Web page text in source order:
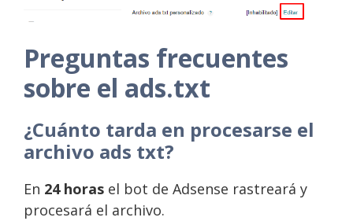
Preguntas frecuentes
sobre el ads.txt
¿Cuánto tarda en procesarse el
archivo ads txt?
En 24 horas el bot de Adsense rastreará y
procesará el archivo.